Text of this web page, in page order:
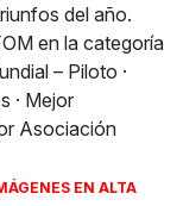
del año.
en la categoría
– Piloto ·
· Mejor
Asociación
EN ALTA